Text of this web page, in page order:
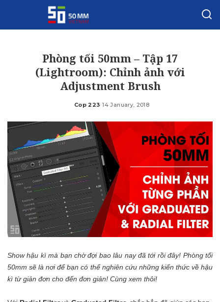
Phòng tối 50mm – Tập 17
(Lightroom): Chỉnh ảnh với
Adjustment Brush
Posted
Cop 223 14 January, 2018
Show hậu kì mà bạn chờ đợi bao lâu nay đã tới rồi đây! Phòng tối
50mm sẽ là nơi để bạn có thể nghiên cứu những kiến thức về hậu
kì từ giản đơn cho đến đơn giản! Cùng xem thôi!